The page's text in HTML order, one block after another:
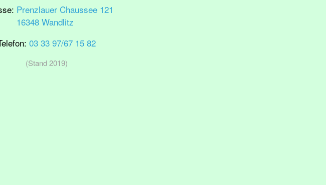
Prenzlauer Chaussee 121
16348 Wandlitz
03 33 97/67 15 82
(Stand 2019)